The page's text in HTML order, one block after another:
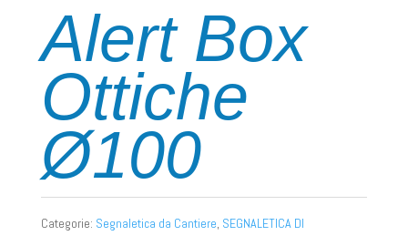
Alert Box
Ottiche
Ø100
Categorie: Segnaletica da Cantiere SEGNALETICA DI